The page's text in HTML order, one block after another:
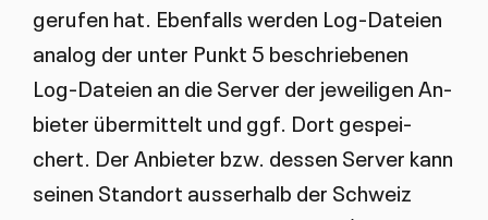
ge­ru­fen hat. Eben­falls wer­den Log-Da­tei­en
ana­log der un­ter Punkt 5 be­schrie­be­nen
Log-Da­tei­en an die Ser­ver der je­wei­li­gen An­
bie­ter über­mit­telt und ggf. Dort ge­spei­
chert. Der An­bie­ter bzw. des­sen Ser­ver kann
sei­nen Stand­ort aus­ser­halb der Schweiz